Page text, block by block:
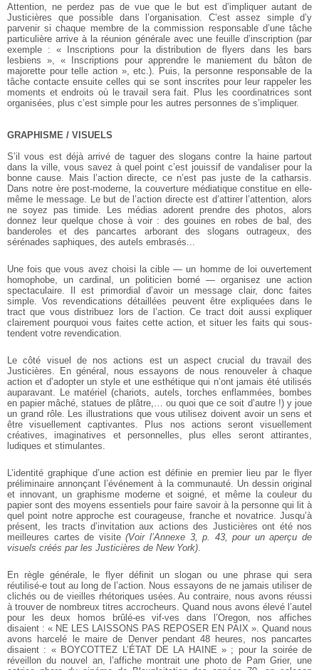
Attention, ne perdez pas de vue que le but est d’impliquer autant de
Justicières que possible dans l’organisation. C’est assez simple d’y
parvenir si chaque membre de la commission responsable d’une tâche
particulière arrive à la réunion générale avec une feuille d’inscription (par
exemple : « Inscriptions pour la distribution de flyers dans les bars
lesbiens », « Inscriptions pour apprendre le maniement du bâton de
majorette pour telle action », etc.). Puis, la personne responsable de la
tâche contacte ensuite celles qui se sont inscrites pour leur rappeler les
moments et endroits où le travail sera fait. Plus les coordinatrices sont
organisées, plus c’est simple pour les autres personnes de s’impliquer.
GRAPHISME / VISUELS
S’il vous est déjà arrivé de taguer des slogans contre la haine partout
dans la ville, vous savez à quel point c’est jouissif de vandaliser pour la
bonne cause. Mais l’action directe, ce n’est pas juste de la catharsis.
Dans notre ère post-moderne, la couverture médiatique constitue en elle-
même le message. Le but de l’action directe est d’attirer l’attention, alors
ne soyez pas timide. Les médias adorent prendre des photos, alors
donnez leur quelque chose à voir : des gouines en robes de bal, des
banderoles et des pancartes arborant des slogans outrageux, des
sérénades saphiques, des autels embrasés...
Une fois que vous avez choisi la cible — un homme de loi ouvertement
homophobe, un cardinal, un politicien borné — organisez une action
spectaculaire. Il est primordial d’avoir un message clair, donc faites
simple. Vos revendications détaillées peuvent être expliquées dans le
tract que vous distribuez lors de l’action. Ce tract doit aussi expliquer
clairement pourquoi vous faites cette action, et situer les faits qui sous-
tendent votre revendication.
Le côté visuel de nos actions est un aspect crucial du travail des
Justicières. En général, nous essayons de nous renouveler à chaque
action et d’adopter un style et une esthétique qui n’ont jamais été utilisés
auparavant. Le matériel (chariots, autels, torches enflammées, bombes
en papier mâché, statues de plâtre,… ou quoi que ce soit d’autre !) y joue
un grand rôle. Les illustrations que vous utilisez doivent avoir un sens et
être visuellement captivantes. Plus nos actions seront visuellement
créatives, imaginatives et personnelles, plus elles seront attirantes,
ludiques et stimulantes.
L’identité graphique d’une action est définie en premier lieu par le flyer
préliminaire annonçant l’événement à la communauté. Un dessin original
et innovant, un graphisme moderne et soigné, et même la couleur du
papier sont des moyens essentiels pour faire savoir à la personne qui lit à
quel point notre approche est courageuse, franche et novatrice. Jusqu’à
présent, les tracts d’invitation aux actions des Justicières ont été nos
meilleures cartes de visite(Voir l’Annexe 3, p. 43, pour un aperçu de
visuels créés par les Justicières de New York)
En règle générale, le flyer définit un slogan ou une phrase qui sera
réutilisé-e tout au long de l’action. Nous essayons de ne jamais utiliser de
clichés ou de vieilles rhétoriques usées. Au contraire, nous avons réussi
à trouver de nombreux titres accrocheurs. Quand nous avons élevé l’autel
pour les deux homos brûlé-es vif-ves dans l’Oregon, nos affiches
disaient : « NE LES LAISSONS PAS REPOSER EN PAIX ». Quand nous
avons harcelé le maire de Denver pendant 48 heures, nos pancartes
disaient : « BOYCOTTEZ L’ÉTAT DE LA HAINE » ; pour la soirée de
réveillon du nouvel an, l’affiche montrait une photo de Pam Grier, une